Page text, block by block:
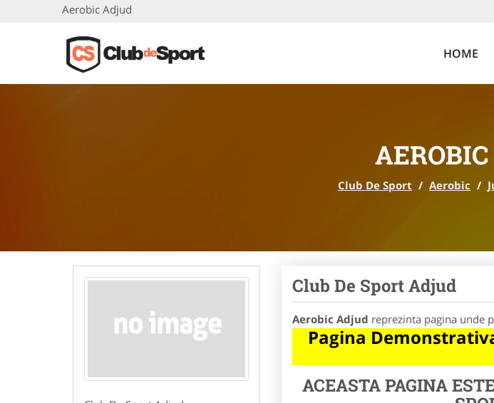
Aerobic Adjud
HOME
Club De Sport / Aerobic /
Club De Sport Adjud
Aerobic Adjud reprezinta pagina unde
Pagina
ACEASTA PAGINA